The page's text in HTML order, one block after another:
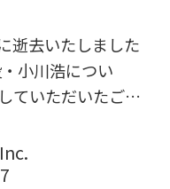
逝去いたしました
小川浩につい
ていただいたご友
を綴ってください
記事をご紹介さ
。ぜひご一読いた